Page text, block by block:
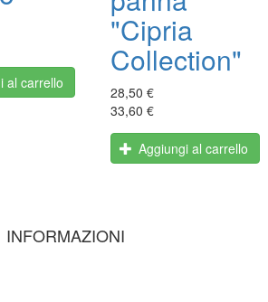
al carrello
"Cipria
Collection"
28,50 €
33,60 €
Aggiungi al carrello
INFORMAZIONI